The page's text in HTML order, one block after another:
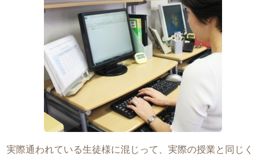
実際通われている生徒様に混じって、実際の授業と同じく